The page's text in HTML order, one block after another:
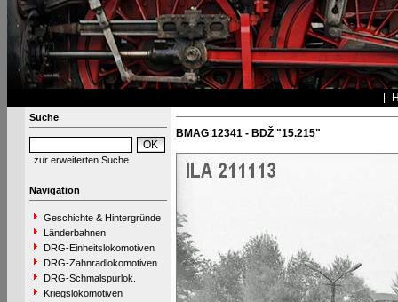
Suche
zur erweiterten Suche
Navigation
Geschichte & Hintergründe
Länderbahnen
DRG-Einheitslokomotiven
DRG-Zahnradlokomotiven
DRG-Schmalspurlok.
Kriegslokomotiven
BMAG 12341 - BDŽ "15.215"